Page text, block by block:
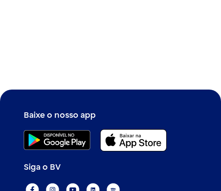
Baixe o nosso app
Siga o BV